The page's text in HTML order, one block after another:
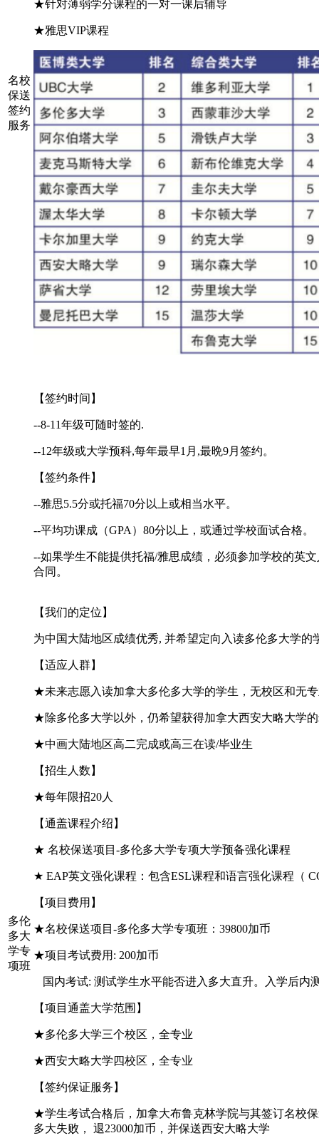
名校
保送
签约
服务
★针对薄弱学分课程的一对一课后辅导
★雅思VIP课程
【签约时间 】
--8-11年级可随时签的.
--12年级或大学预科,每年最早1月,最晩9月签约。
【签约条件】
--雅思5.5分或托福70分以上或相当水平。
--平均功课成（GPA）80分以上，或通过学校面试合格。
--如果学生不能提供托福/雅思成绩，必须参加学校的英
合同。
多伦
多大
学专
项班
【我们的定位 】
为中国大陆地区成绩优秀, 并希望定向入读多伦多大学的
【适应人群】
★未来志愿入读加拿大多伦多大学的学生，无校区和无
★除多伦多大学以外，仍希望获得加拿大西安大略大学
★中画大陆地区高二完成或高三在读/毕业生
【招生人数 】
★每年限招20人
【通盖课程介绍 】
★ 名校保送项目-多伦多大学专项大学预备强化课程
★ EAP英文强化课程：包含ESL课程和语言强化课程（
【项目费用 】
★名校保送项目-多伦多大学专项班：39800加币
★项目考试费用: 200加币
国内考试: 测试学生水平能否进入多大直升。入学后内
【项目通盖大学范围 】
★多伦多大学三个校区，全专业
★西安大略大学四校区，全专业
【签约保证服务 】
★学生考试合格后，加拿大布鲁克林学院与其签订名校
多大失败， 退23000加币，并保送西安大略大学